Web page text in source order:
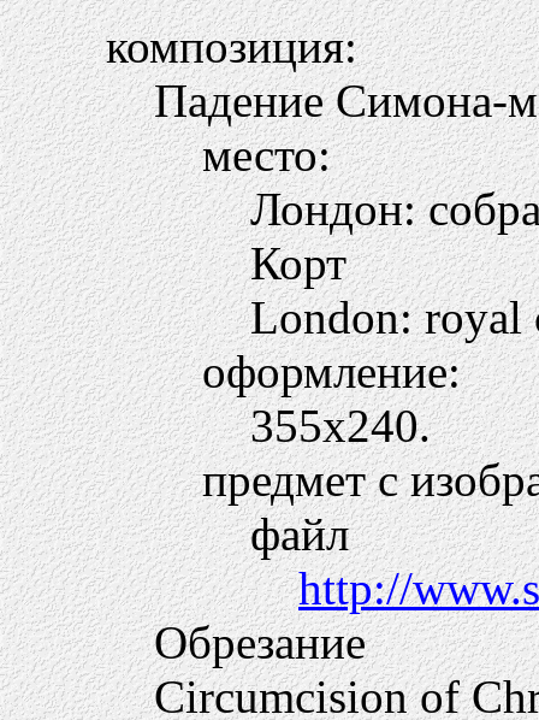
композиция:
Падение Симона-
место:
Лондон:
Корт
London: royal
оформление:
355х240.
предмет с
файл
http://
Обрезание
Circumcision of